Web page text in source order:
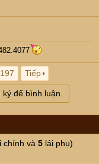
197 Tiếp
để bình luận.
chính và 5 lái phụ)